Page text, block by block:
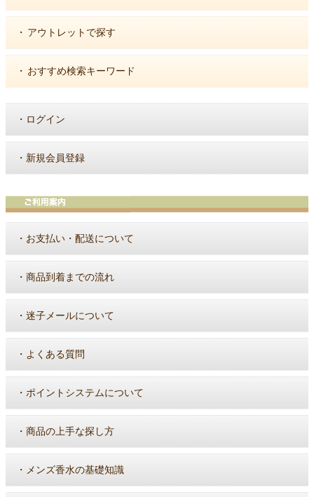
・ アウトレットで探す
・ おすすめ検索キーワード
・ ログイン
・ 新規会員登録
・ お支払い・配送について
・ 商品到着までの流れ
・ 迷子メールについて
・ よくある質問
・ ポイントシステムについて
・ 商品の上手な探し方
・ メンズ香水の基礎知識